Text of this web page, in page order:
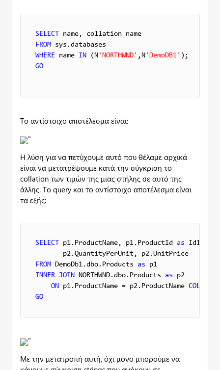
SELECT
FROM
WHERE name IN (N 'NORTHWND' ,N 'DemoDB1'
GO
Το αντίστοιχο αποτέλεσμα είναι:
"
Η λύση για να πετύχουμε αυτό που θέλαμε αρχικά
είναι να μετατρέψουμε κατά την σύγκριση το
collation των τιμών της μιας στήλης σε αυτό της
άλλης. Το query και το αντίστοιχο αποτέλεσμα είναι
τα εξής:
SELECT p1.ProductName, p1.ProductId as Id1,
FROM DemoDb1.dbo.Products as
INNER JOIN NORTHWND.dbo.Products as p2
ON p1.ProductName = p2.ProductName COLLATE
GO
"
Με την μετατροπή αυτή, όχι μόνο μπορούμε να